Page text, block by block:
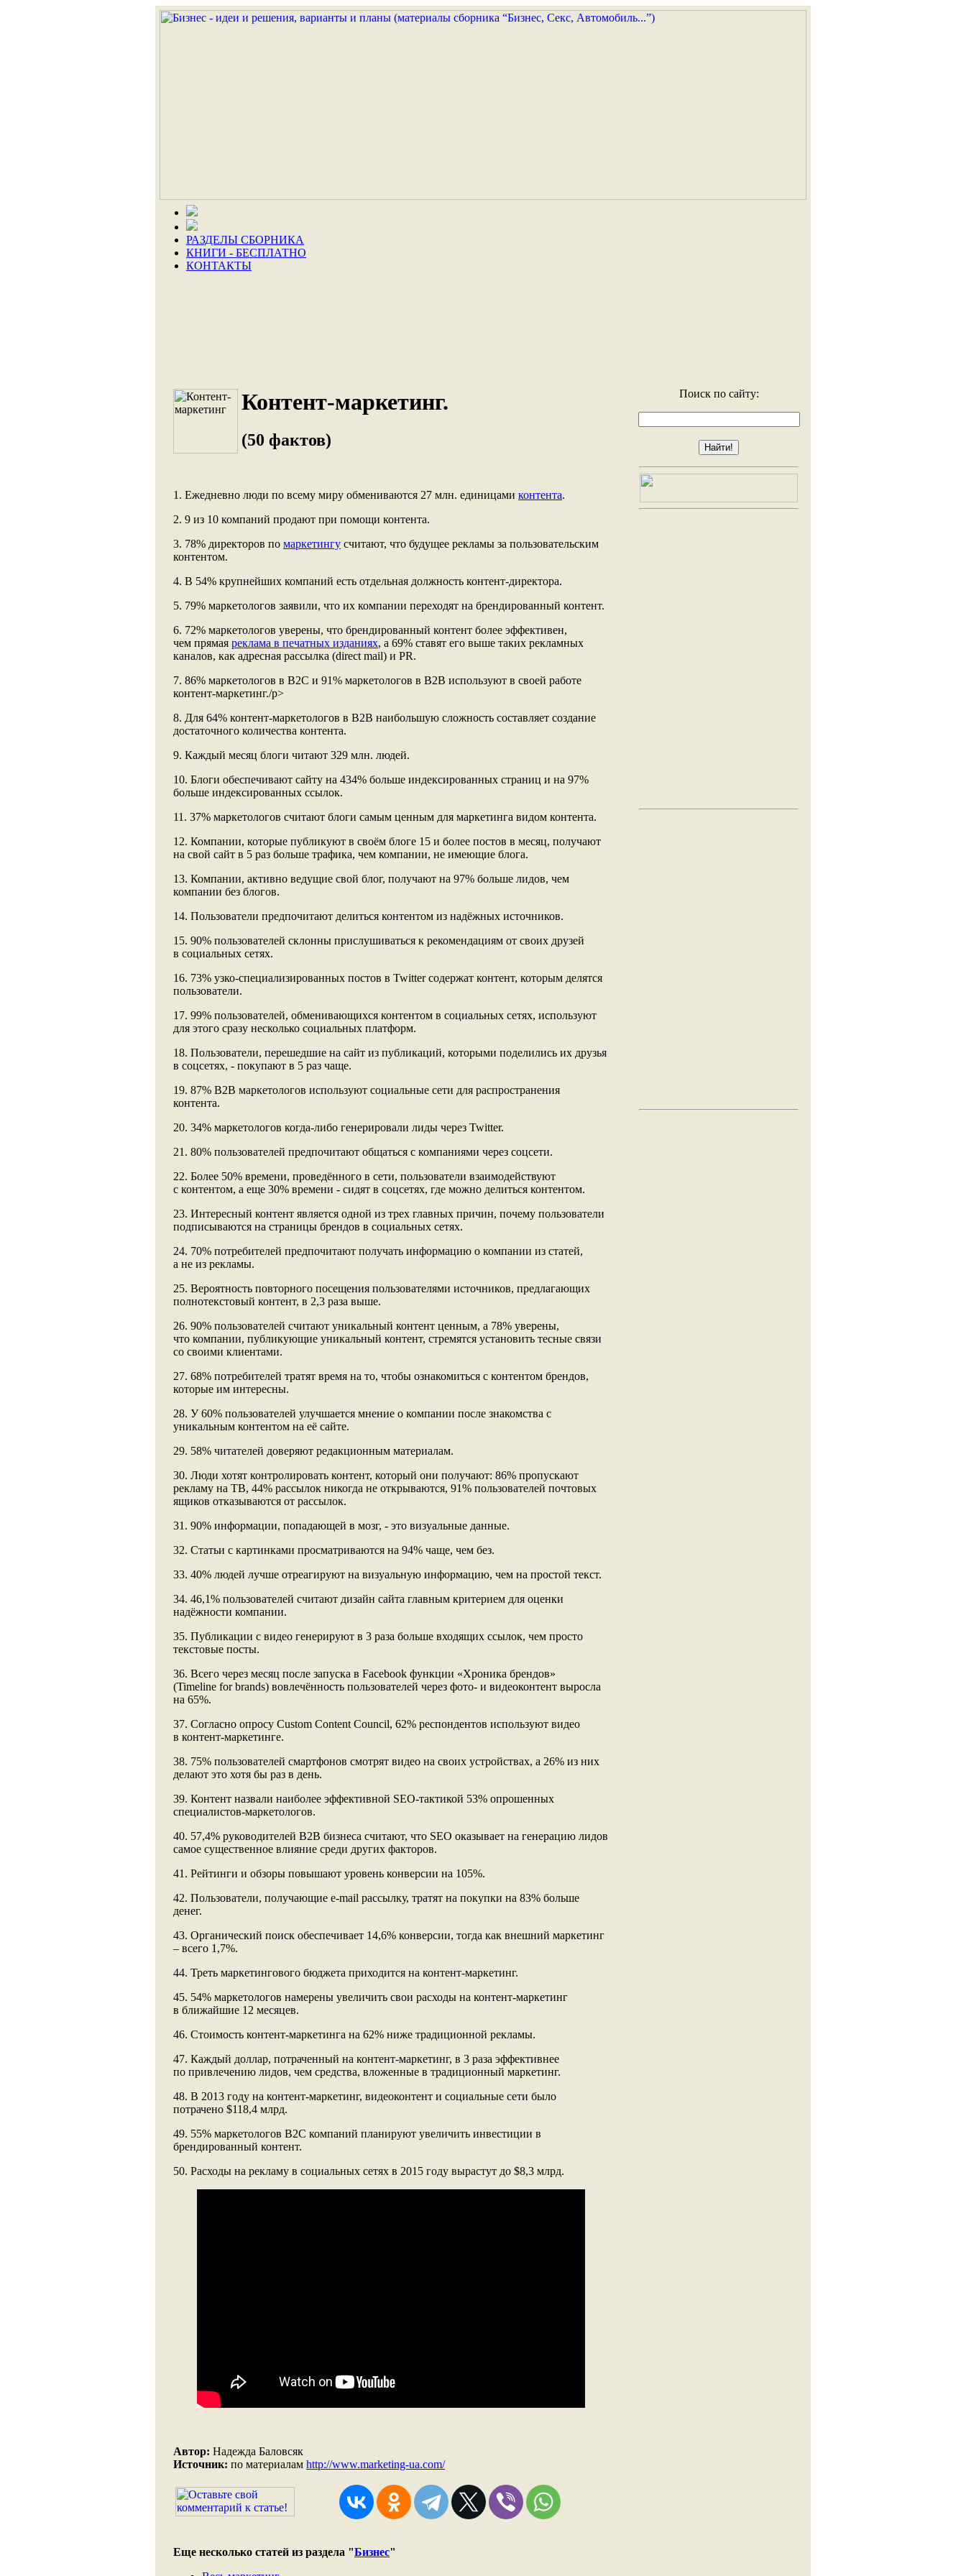
РАЗДЕЛЫ СБОРНИКА
КНИГИ - БЕСПЛАТНО
КОНТАКТЫ
Контент-маркетинг.
(50 фактов)
1. Ежедневно люди по всему миру обмениваются 27 млн. единицами контента.
2. 9 из 10 компаний продают при помощи контента.
3. 78% директоров по маркетингу считают, что будущее рекламы за пользовательским
контентом.
4. В 54% крупнейших компаний есть отдельная должность контент-директора.
5. 79% маркетологов заявили, что их компании переходят на брендированный контент.
6. 72% маркетологов уверены, что брендированный контент более эффективен,
чем прямая реклама в печатных изданиях, а 69% ставят его выше таких рекламных
каналов, как адресная рассылка (direct mail) и PR.
7. 86% маркетологов в В2С и 91% маркетологов в В2В используют в своей работе
контент-маркетинг./p>
8. Для 64% контент-маркетологов в В2В наибольшую сложность составляет создание
достаточного количества контента.
9. Каждый месяц блоги читают 329 млн. людей.
10. Блоги обеспечивают сайту на 434% больше индексированных страниц и на 97%
больше индексированных ссылок.
11. 37% маркетологов считают блоги самым ценным для маркетинга видом контента.
12. Компании, которые публикуют в своём блоге 15 и более постов в месяц, получают
на свой сайт в 5 раз больше трафика, чем компании, не имеющие блога.
13. Компании, активно ведущие свой блог, получают на 97% больше лидов, чем
компании без блогов.
14. Пользователи предпочитают делиться контентом из надёжных источников.
15. 90% пользователей склонны прислушиваться к рекомендациям от своих друзей
в социальных сетях.
16. 73% узко-специализированных постов в Twitter содержат контент, которым делятся
пользователи.
17. 99% пользователей, обменивающихся контентом в социальных сетях, используют
для этого сразу несколько социальных платформ.
18. Пользователи, перешедшие на сайт из публикаций, которыми поделились их друзья
в соцсетях, - покупают в 5 раз чаще.
19. 87% В2В маркетологов используют социальные сети для распространения
контента.
20. 34% маркетологов когда-либо генерировали лиды через Twitter.
21. 80% пользователей предпочитают общаться с компаниями через соцсети.
22. Более 50% времени, проведённого в сети, пользователи взаимодействуют
с контентом, а еще 30% времени - сидят в соцсетях, где можно делиться контентом.
23. Интересный контент является одной из трех главных причин, почему пользователи
подписываются на страницы брендов в социальных сетях.
24. 70% потребителей предпочитают получать информацию о компании из статей,
а не из рекламы.
25. Вероятность повторного посещения пользователями источников, предлагающих
полнотекстовый контент, в 2,3 раза выше.
26. 90% пользователей считают уникальный контент ценным, а 78% уверены,
что компании, публикующие уникальный контент, стремятся установить тесные связи
со своими клиентами.
27. 68% потребителей тратят время на то, чтобы ознакомиться с контентом брендов,
которые им интересны.
28. У 60% пользователей улучшается мнение о компании после знакомства с
уникальным контентом на её сайте.
29. 58% читателей доверяют редакционным материалам.
30. Люди хотят контролировать контент, который они получают: 86% пропускают
рекламу на ТВ, 44% рассылок никогда не открываются, 91% пользователей почтовых
ящиков отказываются от рассылок.
31. 90% информации, попадающей в мозг, - это визуальные данные.
32. Статьи с картинками просматриваются на 94% чаще, чем без.
33. 40% людей лучше отреагируют на визуальную информацию, чем на простой текст.
34. 46,1% пользователей считают дизайн сайта главным критерием для оценки
надёжности компании.
35. Публикации с видео генерируют в 3 раза больше входящих ссылок, чем просто
текстовые посты.
36. Всего через месяц после запуска в Facebook функции «Хроника брендов»
(Timeline for brands) вовлечённость пользователей через фото- и видеоконтент выросла
на 65%.
37. Согласно опросу Custom Content Council, 62% респондентов используют видео
в контент-маркетинге.
38. 75% пользователей смартфонов смотрят видео на своих устройствах, а 26% из них
делают это хотя бы раз в день.
39. Контент назвали наиболее эффективной SEO-тактикой 53% опрошенных
специалистов-маркетологов.
40. 57,4% руководителей В2В бизнеса считают, что SEO оказывает на генерацию лидов
самое существенное влияние среди других факторов.
41. Рейтинги и обзоры повышают уровень конверсии на 105%.
42. Пользователи, получающие e-mail рассылку, тратят на покупки на 83% больше
денег.
43. Органический поиск обеспечивает 14,6% конверсии, тогда как внешний маркетинг
– всего 1,7%.
44. Треть маркетингового бюджета приходится на контент-маркетинг.
45. 54% маркетологов намерены увеличить свои расходы на контент-маркетинг
в ближайшие 12 месяцев.
46. Стоимость контент-маркетинга на 62% ниже традиционной рекламы.
47. Каждый доллар, потраченный на контент-маркетинг, в 3 раза эффективнее
по привлечению лидов, чем средства, вложенные в традиционный маркетинг.
48. В 2013 году на контент-маркетинг, видеоконтент и социальные сети было
потрачено $118,4 млрд.
49. 55% маркетологов В2С компаний планируют увеличить инвестиции в
брендированный контент.
50. Расходы на рекламу в социальных сетях в 2015 году вырастут до $8,3 млрд.
Автор: Надежда Баловсяк
Источник: по материалам http://www.marketing-ua.com/
Еще несколько статей из раздела "Бизнес"
Поиск по сайту: